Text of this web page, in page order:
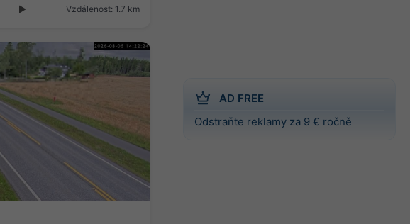
AD FREE
Odstraňte reklamy za 9 € ročně
Vzdálenost: 1.7 km